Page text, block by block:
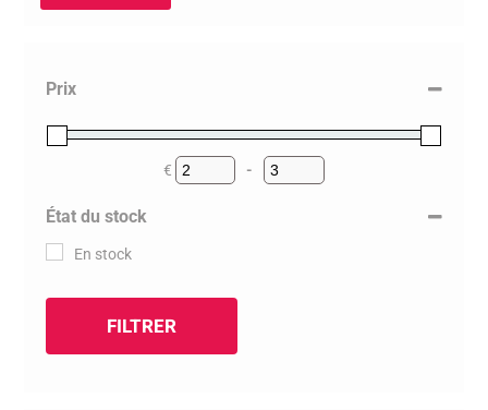
Prix
€
Minimum Price
-
Maximum Price
État du stock
En stock
FILTRER